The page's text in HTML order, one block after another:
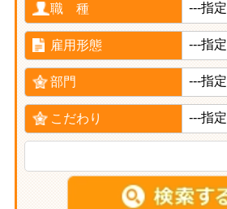
職 種
雇用形態
部門
こだわり